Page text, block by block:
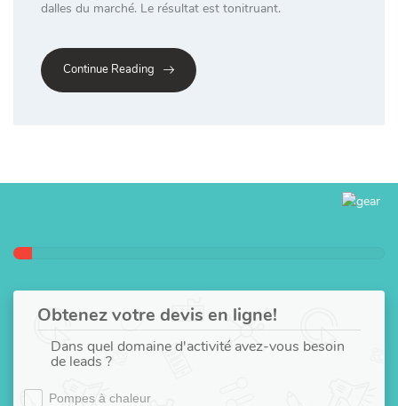
dalles du marché. Le résultat est tonitruant.
Continue Reading
Obtenez votre devis en ligne!
Dans quel domaine d'activité avez-vous besoin
de leads ?
Pompes à chaleur